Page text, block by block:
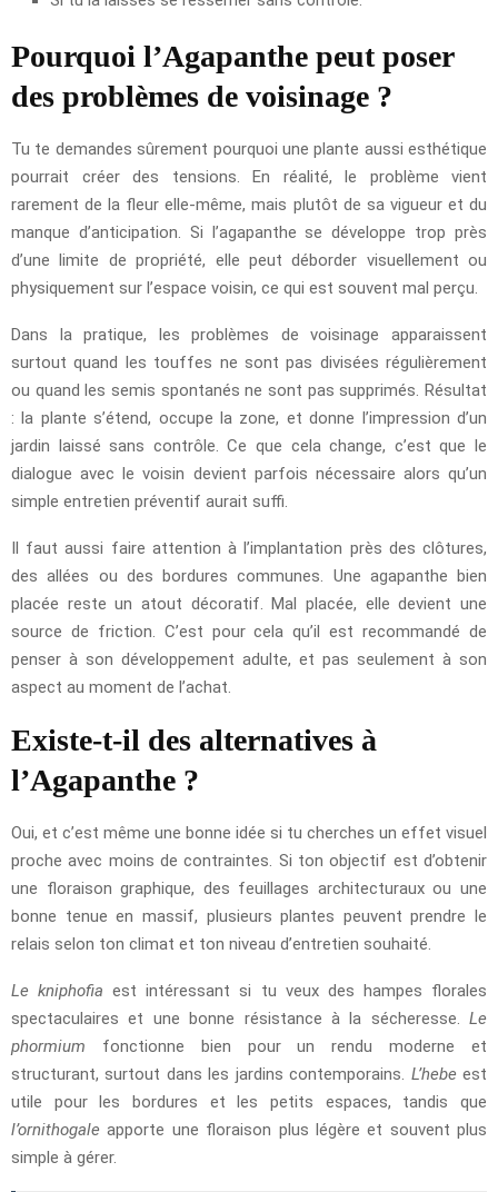
Pourquoi l’Agapanthe peut poser
des problèmes de voisinage ?
Tu te demandes sûrement pourquoi une plante aussi esthétique
pourrait créer des tensions. En réalité, le problème vient
rarement de la fleur elle-même, mais plutôt de sa vigueur et du
manque d’anticipation. Si l’agapanthe se développe trop près
d’une limite de propriété, elle peut déborder visuellement ou
physiquement sur l’espace voisin, ce qui est souvent mal perçu.
Dans la pratique, les problèmes de voisinage apparaissent
surtout quand les touffes ne sont pas divisées régulièrement
ou quand les semis spontanés ne sont pas supprimés. Résultat
: la plante s’étend, occupe la zone, et donne l’impression d’un
jardin laissé sans contrôle. Ce que cela change, c’est que le
dialogue avec le voisin devient parfois nécessaire alors qu’un
simple entretien préventif aurait suffi.
Il faut aussi faire attention à l’implantation près des clôtures,
des allées ou des bordures communes. Une agapanthe bien
placée reste un atout décoratif. Mal placée, elle devient une
source de friction. C’est pour cela qu’il est recommandé de
penser à son développement adulte, et pas seulement à son
aspect au moment de l’achat.
Existe-t-il des alternatives à
l’Agapanthe ?
Oui, et c’est même une bonne idée si tu cherches un effet visuel
proche avec moins de contraintes. Si ton objectif est d’obtenir
une floraison graphique, des feuillages architecturaux ou une
bonne tenue en massif, plusieurs plantes peuvent prendre le
relais selon ton climat et ton niveau d’entretien souhaité.
Le kniphofia est intéressant si tu veux des hampes florales
spectaculaires et une bonne résistance à la sécheresse. Le
phormium fonctionne bien pour un rendu moderne et
structurant, surtout dans les jardins contemporains. L’hebe est
utile pour les bordures et les petits espaces, tandis que
l’ornithogale apporte une floraison plus légère et souvent plus
simple à gérer.